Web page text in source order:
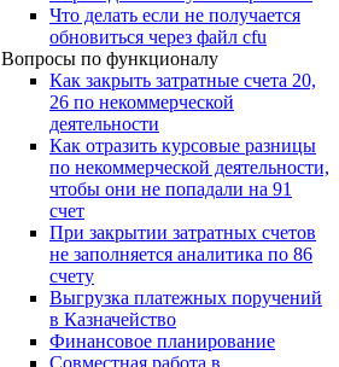
Что делать если не получается
обновиться через файл cfu
Вопросы по функционалу
Как закрыть затратные счета 20,
26 по некоммерческой
деятельности
Как отразить курсовые разницы
по некоммерческой деятельности,
чтобы они не попадали на 91
счет
При закрытии затратных счетов
не заполняется аналитика по 86
счету
Выгрузка платежных поручений
в Казначейство
Финансовое планирование
Совместная работа в